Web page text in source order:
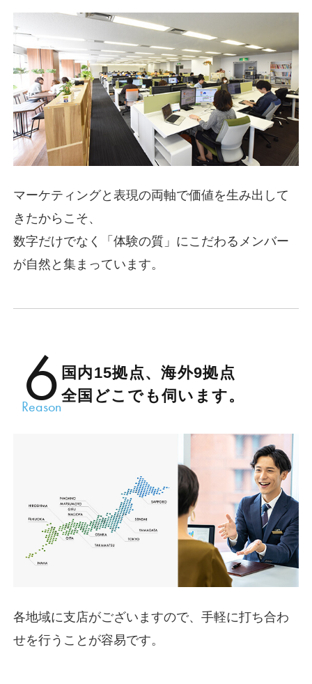
マーケティングと表現の両軸で価値を生み出して
きたからこそ、
数字だけでなく「体験の質」にこだわるメンバー
が自然と集まっています。
Reason
6 国内15拠点、海外9拠点
全国どこでも伺います。
各地域に支店がございますので、手軽に打ち合わ
せを行うことが容易です。